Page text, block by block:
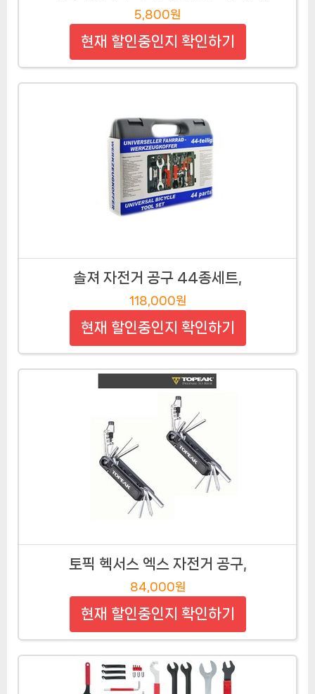
5,800원
현재 할인중인지 확인하기
솔져 자전거 공구 44종세트,
118,000원
현재 할인중인지 확인하기
토픽 헥서스 엑스 자전거 공구,
84,000원
현재 할인중인지 확인하기